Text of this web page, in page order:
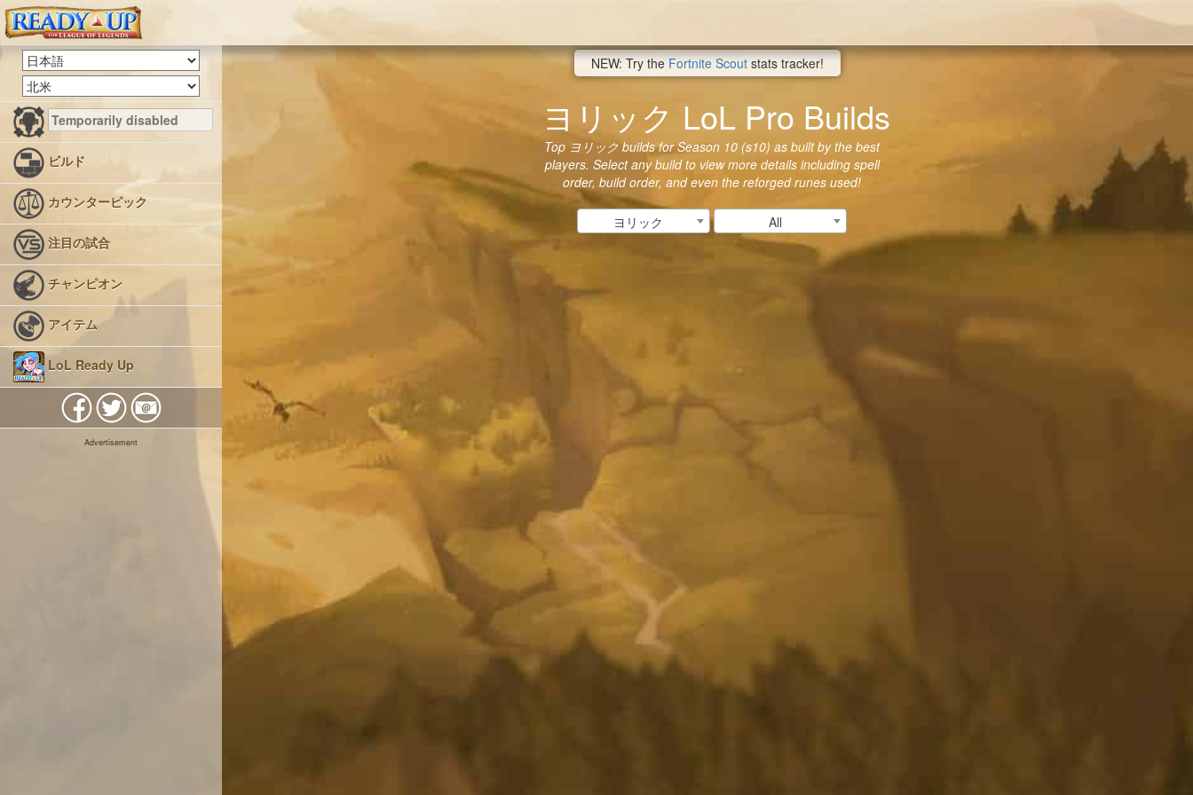
ビルド
カウンターピック
注目の試合
チャンピオン
アイテム
LoL Ready Up
Advertisement
NEW: Try the Fortnite Scout stats tracker!
ヨリック LoL Pro Builds
Top ヨリック builds for Season 10 (s10) as built by the best
players. Select any build to view more details including spell
order, build order, and even the reforged runes used!
ヨリック All